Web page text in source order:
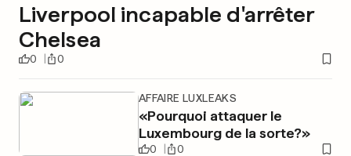
Liverpool incapable d'arrêter
Chelsea
0 0
AFFAIRE LUXLEAKS
«Pourquoi attaquer le
Luxembourg de la sorte?»
0 0